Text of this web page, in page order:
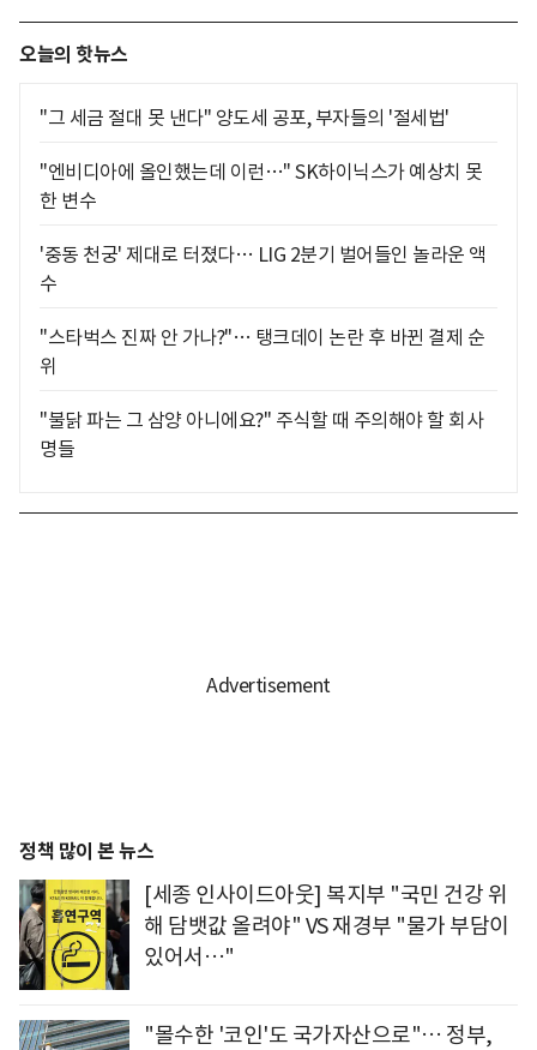
오늘의 핫뉴스
"그 세금 절대 못 낸다" 양도세 공포, 부자들의 '절세법'
"엔비디아에 올인했는데 이런…" SK하이닉스가 예상치 못
한 변수
'중동 천궁' 제대로 터졌다… LIG 2분기 벌어들인 놀라운 액
수
"스타벅스 진짜 안 가나?"… 탱크데이 논란 후 바뀐 결제 순
위
"불닭 파는 그 삼양 아니에요?" 주식할 때 주의해야 할 회사
명들
정책 많이 본 뉴스
[세종 인사이드아웃] 복지부 "국민 건강 위
해 담뱃값 올려야" VS 재경부 "물가 부담이
있어서…"
"몰수한 '코인'도 국가자산으로"… 정부,